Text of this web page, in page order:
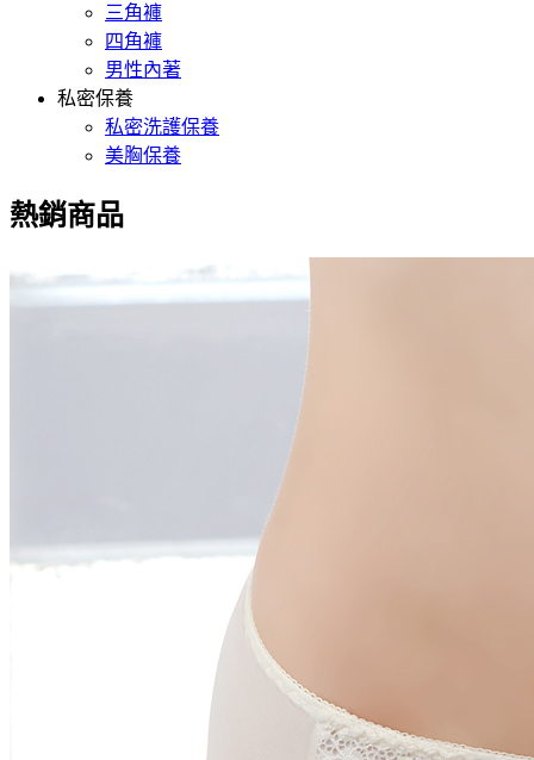
三角褲
四角褲
男性內著
私密保養
私密洗護保養
美胸保養
熱銷商品